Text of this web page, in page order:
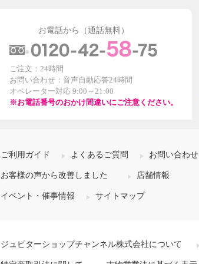
お電話から（通話無料）
ご注文：24時間
お問い合わせ：音声自動応答24時間
オペレーター対応 9:00～21:00
※お電話番号のおかけ間違いにご注意ください。
ご利用ガイド よくあるご質問 お問い合わせ
お客様の声から改善しました 店舗情報
イベント・催事情報 サイトマップ
ジュピターショップチャンネル株式会社について